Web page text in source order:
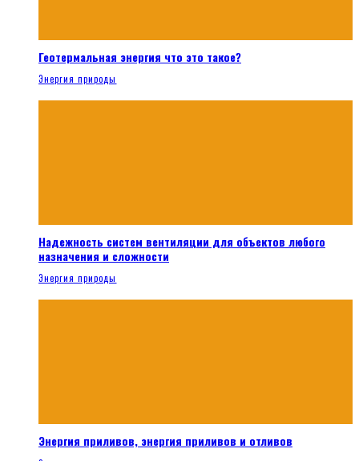
Геотермальная энергия что это такое?
Энергия природы
Надежность систем вентиляции для объектов любого
назначения и сложности
Энергия природы
Энергия приливов, энергия приливов и отливов